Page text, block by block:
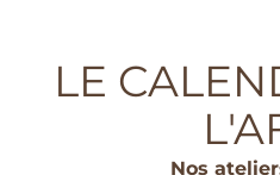
LE
Nos